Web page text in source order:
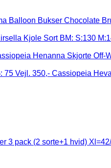
Balloon Bukser Chocolate
Kjole Sort BM: S:130
Henanna Skjorte Off-
Cassiopeia
3 pack (2 sorte+1 hvid)